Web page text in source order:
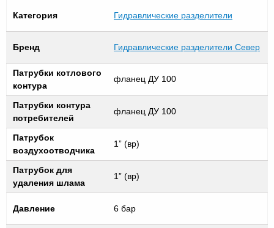
Категория Гидравлические разделители
Бренд Гидравлические разделители Север
Патрубки котлового
контура
фланец ДУ 100
Патрубки контура
потребителей
фланец ДУ 100
Патрубок
воздухоотводчика
1” (вр)
Патрубок для
удаления шлама
1” (вр)
Давление 6 бар